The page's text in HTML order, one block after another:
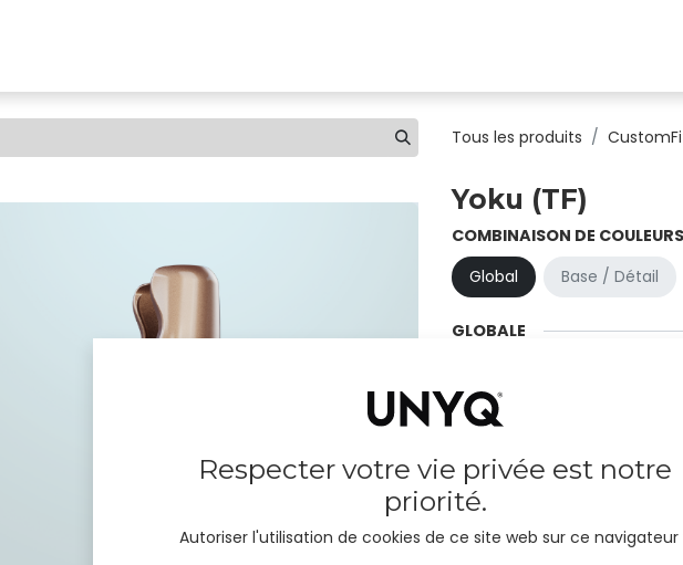
Tous les produits
Yoku (TF)
COMBINAISON DE COULEURS
Global
Base / Détail
GLOBALE
Black
Sky
Respecter votre vie privée est notre
priorité.
Autoriser l'utilisation de cookies de ce site web sur ce navigateur